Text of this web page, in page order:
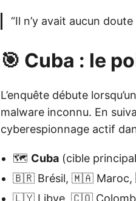
“Il n’y avait aucun doute
🎯 Cuba : le
L’enquête débute
malware inconnu. En
cyberespionnage actif
🗺️ Cuba (cible
🇧🇷 Brésil, 🇲🇦 Maroc,